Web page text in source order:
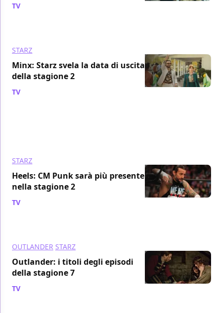
TV
STARZ
Minx: Starz svela la data di uscita
della stagione 2
TV
STARZ
Heels: CM Punk sarà più presente
nella stagione 2
TV
OUTLANDER STARZ
Outlander: i titoli degli episodi
della stagione 7
TV